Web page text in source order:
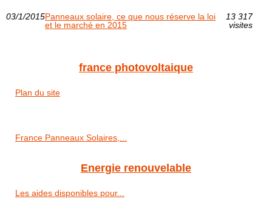
03/1/2015Panneaux solaire, ce que nous réserve la loi
et le marché en 2015
13 317
visites
france photovoltaique
Plan du site
France Panneaux Solaires,...
Energie renouvelable
Les aides disponibles pour...